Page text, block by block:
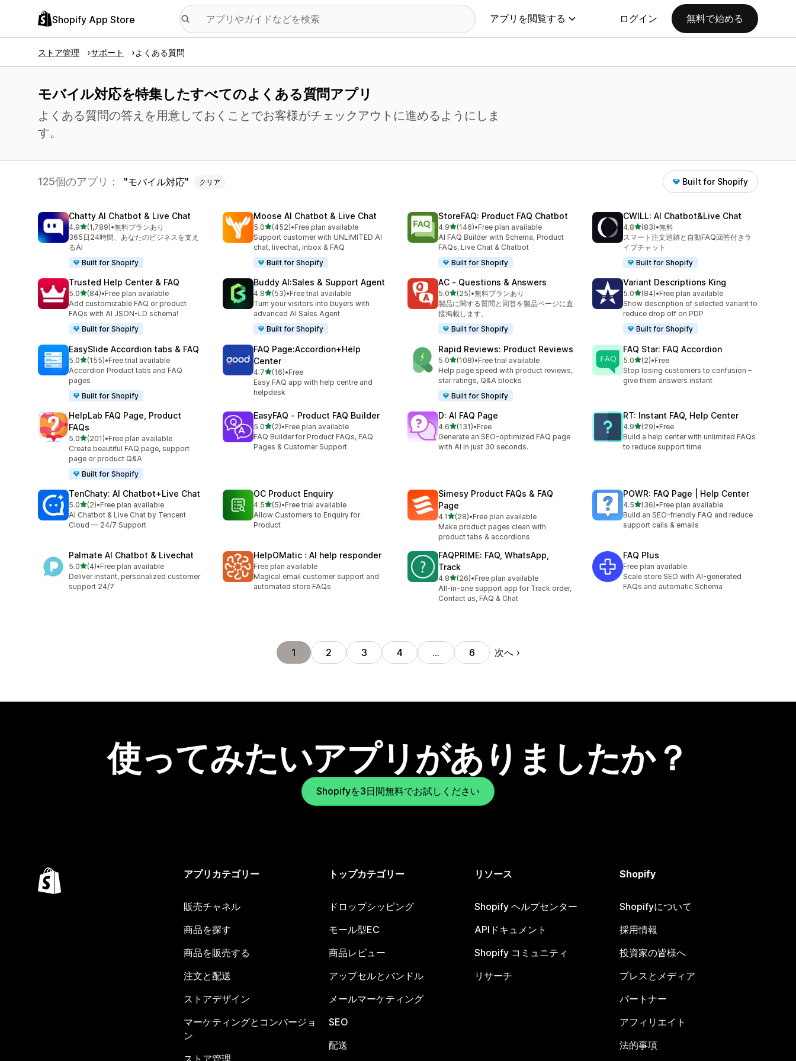
Shopify App Store アプリを閲覧する ログイン 無料で始める
ストア管理 サポート よくある質問
モバイル対応を特集したすべてのよくある質問アプリ
よくある質問の答えを用意しておくことでお客様がチェックアウトに進めるようにしま
す。
125個のアプリ： モバイル対応 クリア Built for Shopify
Chatty AI Chatbot & Live Chat
4.95つ星中
(1,789)
合計レビュー数：1789件
•無料プランあり
365日24時間、あなたのビジネスを支え
るAI
Built for Shopify
Moose AI Chatbot & Live Chat
5.05つ星中
(452)
合計レビュー数：452件
•Free plan available
Support customer with UNLIMITED AI
chat, livechat, inbox & FAQ
Built for Shopify
StoreFAQ: Product FAQ Chatbot
4.95つ星中
(146)
合計レビュー数：146件
•Free plan available
AI FAQ Builder with Schema, Product
FAQs, Live Chat & Chatbot
Built for Shopify
CWILL: AI Chatbot&Live Chat
4.85つ星中
(83)
合計レビュー数：83件
•無料
スマート注文追跡と自動FAQ回答付きラ
イブチャット
Built for Shopify
Trusted Help Center & FAQ
5.05つ星中
(84)
合計レビュー数：84件
•Free plan available
Add customizable FAQ or product
FAQs with AI JSON-LD schema!
Built for Shopify
Buddy AI:Sales & Support Agent
4.85つ星中
(53)
合計レビュー数：53件
•Free trial available
Turn your visitors into buyers with
advanced AI Sales Agent
Built for Shopify
AC ‑ Questions & Answers
5.05つ星中
(25)
合計レビュー数：25件
•無料プランあり
製品に関する質問と回答を製品ページに直
接掲載します。
Built for Shopify
Variant Descriptions King
5.05つ星中
(84)
合計レビュー数：84件
•Free plan available
Show description of selected variant to
reduce drop off on PDP
Built for Shopify
EasySlide Accordion tabs & FAQ
5.05つ星中
(155)
合計レビュー数：155件
•Free trial available
Accordion Product tabs and FAQ
pages
Built for Shopify
FAQ Page:Accordion+Help
Center
4.75つ星中
(16)
合計レビュー数：16件
•Free
Easy FAQ app with help centre and
helpdesk
Rapid Reviews: Product Reviews
5.05つ星中
(108)
合計レビュー数：108件
•Free trial available
Help page speed with product reviews,
star ratings, Q&A blocks
Built for Shopify
FAQ Star: FAQ Accordion
5.05つ星中
(2)
合計レビュー数：2件
•Free
Stop losing customers to confusion –
give them answers instant
HelpLab FAQ Page, Product
FAQs
5.05つ星中
(201)
合計レビュー数：201件
•Free plan available
Create beautiful FAQ page, support
page or product Q&A
Built for Shopify
EasyFAQ ‑ Product FAQ Builder
5.05つ星中
(2)
合計レビュー数：2件
•Free plan available
FAQ Builder for Product FAQs, FAQ
Pages & Customer Support
D: AI FAQ Page
4.65つ星中
(131)
合計レビュー数：131件
•Free
Generate an SEO-optimized FAQ page
with AI in just 30 seconds.
RT: Instant FAQ, Help Center
4.95つ星中
(29)
合計レビュー数：29件
•Free
Build a help center with unlimited FAQs
to reduce support time
TenChaty: AI Chatbot+Live Chat
5.05つ星中
(2)
合計レビュー数：2件
•Free plan available
AI Chatbot & Live Chat by Tencent
Cloud — 24/7 Support
OC Product Enquiry
4.55つ星中
(5)
合計レビュー数：5件
•Free trial available
Allow Customers to Enquiry for
Product
Simesy Product FAQs & FAQ
Page
4.15つ星中
(28)
合計レビュー数：28件
•Free plan available
Make product pages clean with
product tabs & accordions
POWR: FAQ Page | Help Center
4.55つ星中
(36)
合計レビュー数：36件
•Free plan available
Build an SEO-friendly FAQ and reduce
support calls & emails
Palmate AI Chatbot & Livechat
5.05つ星中
(4)
合計レビュー数：4件
•Free plan available
Deliver instant, personalized customer
support 24/7
HelpOMatic : AI help responder
Free plan available
Magical email customer support and
automated store FAQs
FAQPRIME: FAQ, WhatsApp,
Track
4.85つ星中
(26)
合計レビュー数：26件
•Free plan available
All-in-one support app for Track order,
Contact us, FAQ & Chat
FAQ Plus
Free plan available
Scale store SEO with AI-generated
FAQs and automatic Schema
1 2 3 4 … 6 次へ
使ってみたいアプリがありましたか？
Shopifyを3日間無料でお試しください
アプリカテゴリー
販売チャネル
商品を探す
商品を販売する
注文と配送
ストアデザイン
マーケティングとコンバージョ
ン
トップカテゴリー
ドロップシッピング
モール型EC
商品レビュー
アップセルとバンドル
メールマーケティング
SEO
配送
リソース
Shopify ヘルプセンター
APIドキュメント
Shopify コミュニティ
リサーチ
Shopify
Shopifyについて
採用情報
投資家の皆様へ
プレスとメディア
パートナー
アフィリエイト
法的事項